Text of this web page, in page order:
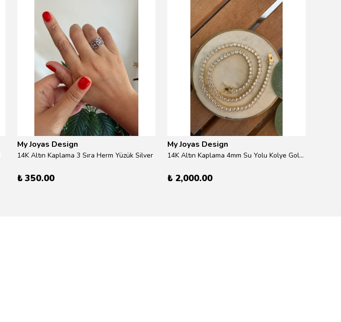
My Joyas Design
14K Altın Kaplama 3 Sıra Herm Yüzük Silver
₺ 350.00
My Joyas Design
14K Altın Kaplama 4mm Su Yolu Kolye Gold 41cm
₺ 2,000.00